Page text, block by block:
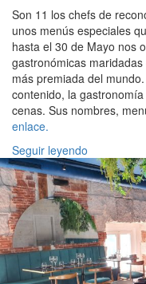
Son 11 los chefs de
unos menús especiales
hasta el 30 de Mayo nos
gastronómicas
más premiada del
contenido, la
cenas. Sus nombres,
enlace.
Seguir leyendo